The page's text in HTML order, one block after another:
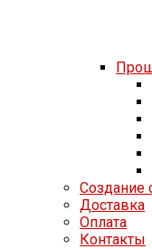
Создание
Доставка
Оплата
Контакты